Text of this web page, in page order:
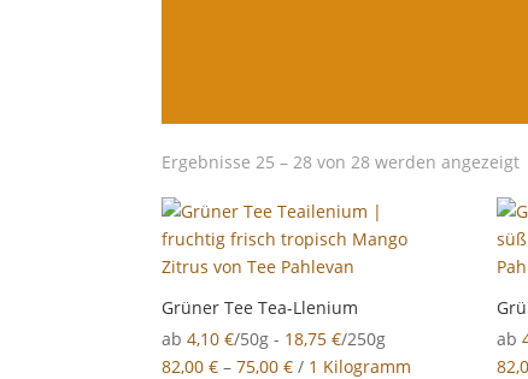
Ergebnisse 25 – 28 von 28 werden angezeigt
Grüner Tee Tea-Llenium
ab4,10€/50g - 18,75€/250g
82,00€ –75,00€ / 1 Kilogramm
ab